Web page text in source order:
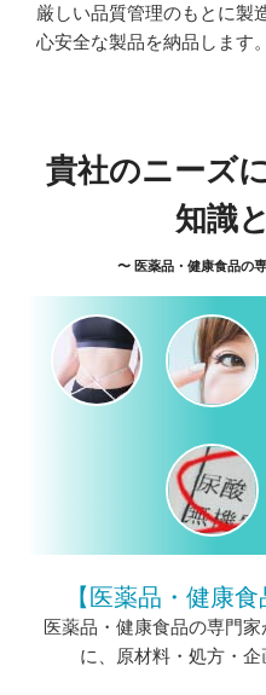
厳しい品質管理のもとに製
心安全な製品を納品します。
貴社のニーズ
知識
〜 医薬品・健康食品の
【医薬品・健康
医薬品・健康食品の専門
に、原材料・処方・企